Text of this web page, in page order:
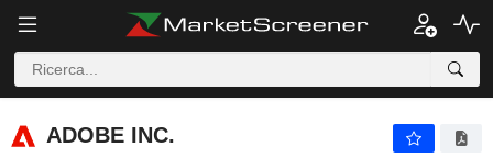
ADOBE INC.
ADOBE INC.